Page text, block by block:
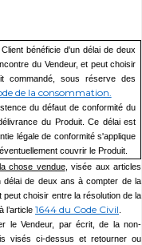
bénéficie d'un délai de deux
du Vendeur, et peut choisir
commandé, sous réserve des
de la consommation.
du défaut de conformité du
du Produit. Ce délai est
légale de conformité s'applique
couvrir le Produit.
chose vendue, visée aux articles
délai de deux ans à compter de la
peut choisir entre la résolution de la
l’article 1644 du Code Civil
le Vendeur, par écrit, de la non-
visés ci-dessus et retourner ou